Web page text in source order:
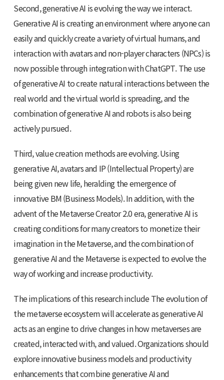
Second, generative AI is evolving the way we interact.
Generative AI is creating an environment where anyone can
easily and quickly create a variety of virtual humans, and
interaction with avatars and non-player characters (NPCs) is
now possible through integration with ChatGPT. The use
of generative AI to create natural interactions between the
real world and the virtual world is spreading, and the
combination of generative AI and robots is also being
actively pursued.
Third, value creation methods are evolving. Using
generative AI, avatars and IP (Intellectual Property) are
being given new life, heralding the emergence of
innovative BM (Business Models). In addition, with the
advent of the Metaverse Creator 2.0 era, generative AI is
creating conditions for many creators to monetize their
imagination in the Metaverse, and the combination of
generative AI and the Metaverse is expected to evolve the
way of working and increase productivity.
The implications of this research include The evolution of
the metaverse ecosystem will accelerate as generative AI
acts as an engine to drive changes in how metaverses are
created, interacted with, and valued. Organizations should
explore innovative business models and productivity
enhancements that combine generative AI and